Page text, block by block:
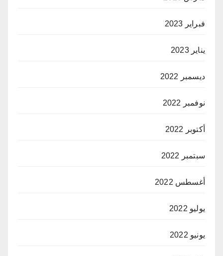
فبراير 2023
يناير 2023
ديسمبر 2022
نوفمبر 2022
أكتوبر 2022
سبتمبر 2022
أغسطس 2022
يوليو 2022
يونيو 2022